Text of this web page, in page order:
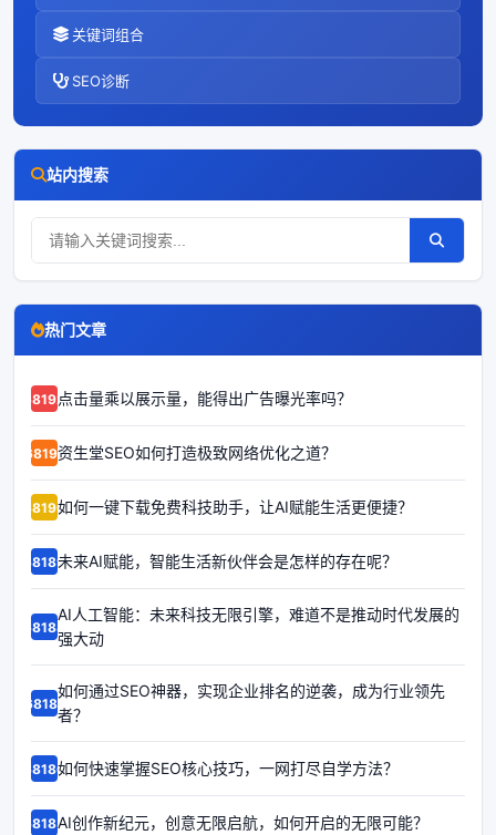
关键词组合
SEO诊断
站内搜索
热门文章
68192点击量乘以展示量，能得出广告曝光率吗？
68191资生堂SEO如何打造极致网络优化之道？
68190如何一键下载免费科技助手，让AI赋能生活更便捷？
68189未来AI赋能，智能生活新伙伴会是怎样的存在呢？
68188
AI人工智能：未来科技无限引擎，难道不是推动时代发展的
强大动
68187
如何通过SEO神器，实现企业排名的逆袭，成为行业领先
者？
68186如何快速掌握SEO核心技巧，一网打尽自学方法？
68185AI创作新纪元，创意无限启航，如何开启的无限可能？